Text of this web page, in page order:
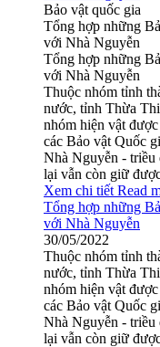
Bảo vật quốc gia
Tổng hợp những
với Nhà Nguyễn
Tổng hợp những
với Nhà Nguyễn
Thuộc nhóm tỉnh
nước, tỉnh Thừa
nhóm hiện vật
các Bảo vật Quốc
Nhà Nguyễn - triều
lại vẫn còn giữ
Xem chi tiết Read
Tổng hợp những
với Nhà Nguyễn
30/05/2022
Thuộc nhóm tỉnh
nước, tỉnh Thừa
nhóm hiện vật
các Bảo vật Quốc
Nhà Nguyễn - triều
lại vẫn còn giữ